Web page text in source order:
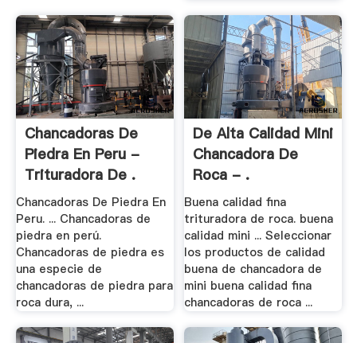
Chancadoras De
Piedra En Peru -
Trituradora De .
Chancadoras De Piedra En
Peru. ... Chancadoras de
piedra en perú.
Chancadoras de piedra es
una especie de
chancadoras de piedra para
roca dura, ...
De Alta Calidad Mini
Chancadora De
Roca - .
Buena calidad fina
trituradora de roca. buena
calidad mini ... Seleccionar
los productos de calidad
buena de chancadora de
mini buena calidad fina
chancadoras de roca ...